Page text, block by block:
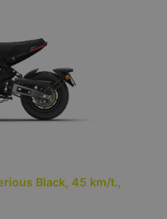
Black, 45 km/t.,